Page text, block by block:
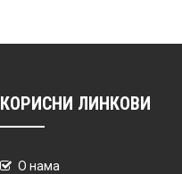
КОРИСНИ ЛИНКОВИ
О нама